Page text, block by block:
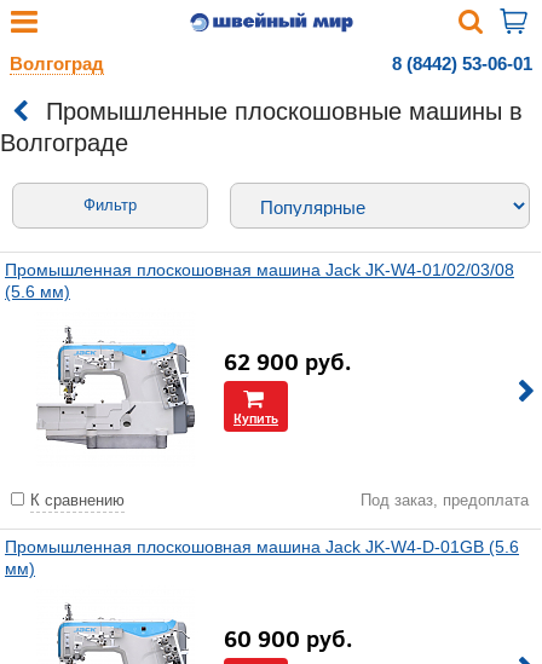
Волгоград 8 (8442) 53-06-01
Промышленные плоскошовные машины в
Волгограде
Фильтр
Промышленная плоскошовная машина Jack JK-W4-01/02/03/08
(5.6 мм)
62 900 руб.
Купить
К сравнению Под заказ, предоплата
Промышленная плоскошовная машина Jack JK-W4-D-01GB (5.6
мм)
60 900 руб.